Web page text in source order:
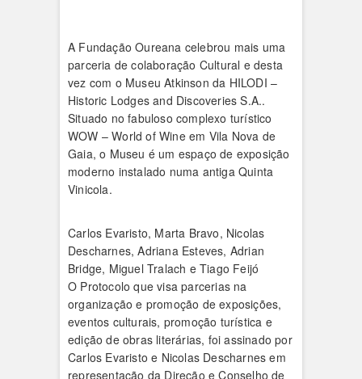
A Fundação Oureana celebrou mais uma
parceria de colaboração Cultural e desta
vez com o Museu Atkinson da HILODI –
Historic Lodges and Discoveries S.A..
Situado no fabuloso complexo turístico
WOW – World of Wine em Vila Nova de
Gaia, o Museu é um espaço de exposição
moderno instalado numa antiga Quinta
Vinicola.
Carlos Evaristo, Marta Bravo, Nicolas
Descharnes, Adriana Esteves, Adrian
Bridge, Miguel Tralach e Tiago Feijó
O Protocolo que visa parcerias na
organização e promoção de exposições,
eventos culturais, promoção turística e
edição de obras literárias, foi assinado por
Carlos Evaristo e Nicolas Descharnes em
representação da Direção e Conselho de